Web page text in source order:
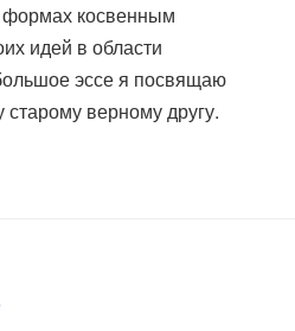
формах косвенным
идей в области
эссе я посвящаю
верному другу.